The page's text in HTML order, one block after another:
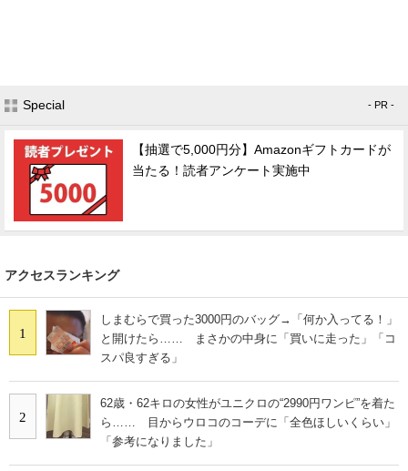
Special - PR -
【抽選で5,000円分】Amazonギフトカードが
当たる！読者アンケート実施中
アクセスランキング
1
しまむらで買った3000円のバッグ→「何か入ってる！」
と開けたら…… まさかの中身に「買いに走った」「コ
スパ良すぎる」
2
62歳・62キロの女性がユニクロの“2990円ワンピ”を着た
ら…… 目からウロコのコーデに「全色ほしいくらい」
「参考になりました」